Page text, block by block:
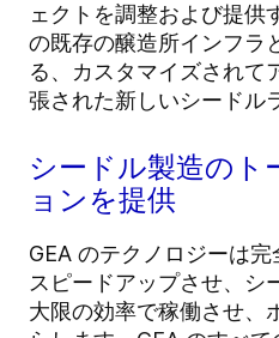
ェクトを調整および提供
の既存の醸造所インフラ
る、カスタマイズされて
張された新しいシードル
シードル製造のト
ョンを提供
GEA のテクノロジーは
スピードアップさせ、シ
大限の効率で稼働させ、